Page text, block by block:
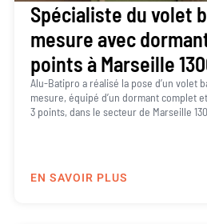
Spécialiste du volet
mesure avec
points à Marseille
Alu-Batipro a réalisé la pose d’un volet
mesure, équipé d’un dormant complet
3 points, dans le secteur de Marseille
EN SAVOIR PLUS